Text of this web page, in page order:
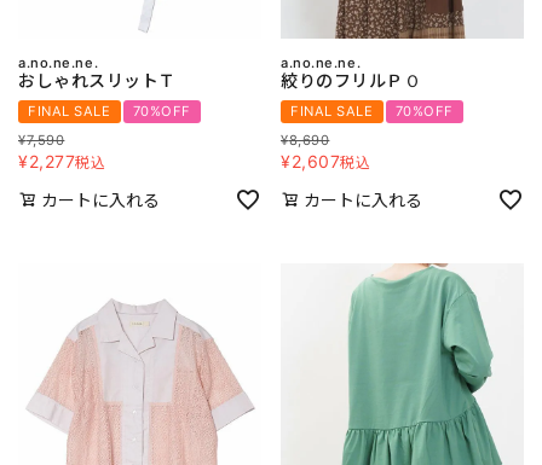
a.no.ne.ne.
おしゃれスリットＴ
FINAL SALE
70%OFF
¥7,590
¥2,277税込
カートに入れる
a.no.ne.ne.
絞りのフリルＰＯ
FINAL SALE
70%OFF
¥8,690
¥2,607税込
カートに入れる